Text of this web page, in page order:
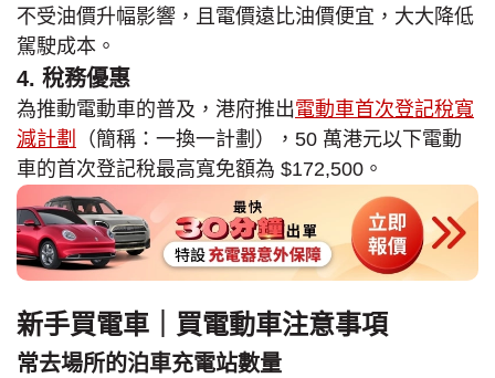
不受油價升幅影響，且電價遠比油價便宜，大大降低
駕駛成本。
4. 稅務優惠
為推動電動車的普及，港府推出電動車首次登記稅寬
減計劃
（簡稱：一換一計劃），50 萬港元以下電動
車的首次登記稅最高寬免額為 $172,500。
新手買電車｜買電動車注意事項
常去場所的泊車充電站數量